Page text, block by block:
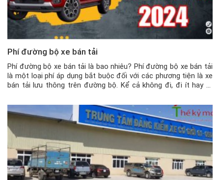
Phí đường bộ xe bán tải
Phí đường bộ xe bán tải là bao nhiêu? Phí đường bộ xe bán tải
là một loại phí áp dụng bắt buộc đối với các phương tiện là xe
bán tải lưu thông trên đường bộ. Kể cả không đi, đi ít hay đi